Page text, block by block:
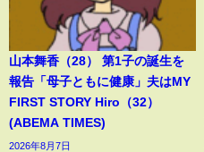
山本舞香（28） 第1子の誕生を
報告「母子ともに健康」夫はMY
FIRST STORY Hiro（32）
(ABEMA TIMES)
2026年8月7日